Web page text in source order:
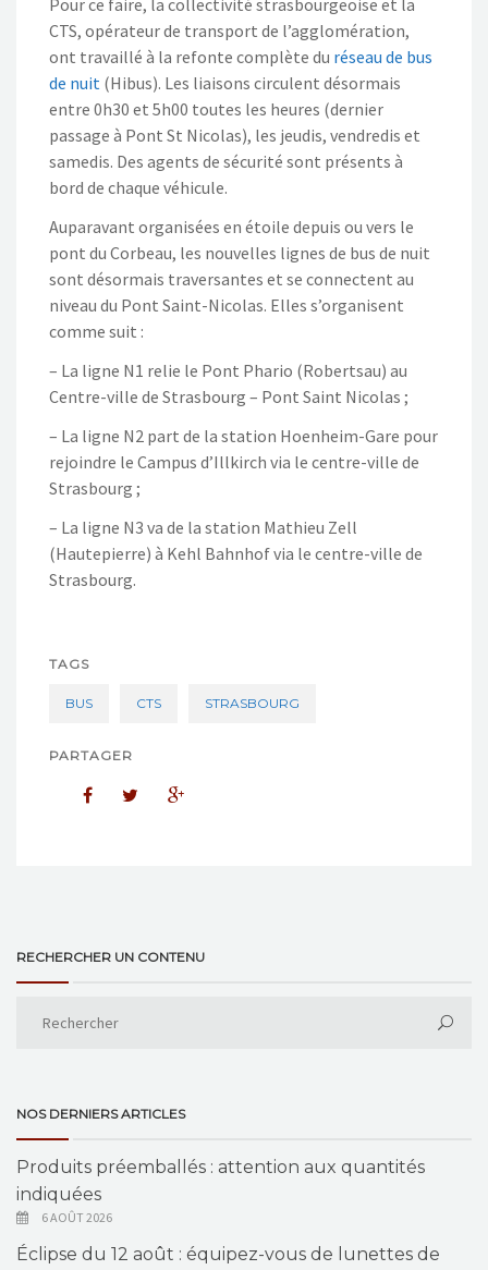
Pour ce faire, la collectivité strasbourgeoise et la
CTS, opérateur de transport de l’agglomération,
ont travaillé à la refonte complète du réseau de bus
de nuit (Hibus). Les liaisons circulent désormais
entre 0h30 et 5h00 toutes les heures (dernier
passage à Pont St Nicolas), les jeudis, vendredis et
samedis. Des agents de sécurité sont présents à
bord de chaque véhicule.
Auparavant organisées en étoile depuis ou vers le
pont du Corbeau, les nouvelles lignes de bus de nuit
sont désormais traversantes et se connectent au
niveau du Pont Saint-Nicolas. Elles s’organisent
comme suit :
– La ligne N1 relie le Pont Phario (Robertsau) au
Centre-ville de Strasbourg – Pont Saint Nicolas ;
– La ligne N2 part de la station Hoenheim-Gare pour
rejoindre le Campus d’Illkirch via le centre-ville de
Strasbourg ;
– La ligne N3 va de la station Mathieu Zell
(Hautepierre) à Kehl Bahnhof via le centre-ville de
Strasbourg.
TAGS
BUS CTS STRASBOURG
PARTAGER
RECHERCHER UN CONTENU
NOS DERNIERS ARTICLES
Produits préemballés : attention aux quantités
indiquées
6 AOÛT 2026
Éclipse du 12 août : équipez-vous de lunettes de